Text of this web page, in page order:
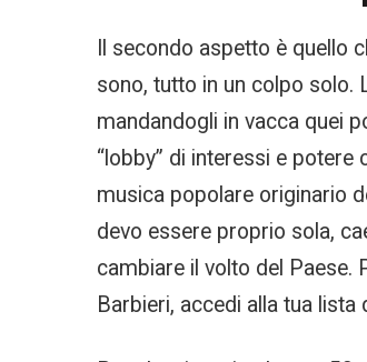
Il secondo aspetto è quello
sono, tutto in un colpo solo.
mandandogli in vacca quei
“lobby” di interessi e
musica popolare originario
devo essere proprio sola,
cambiare il volto del Paese.
Barbieri, accedi alla tua lista